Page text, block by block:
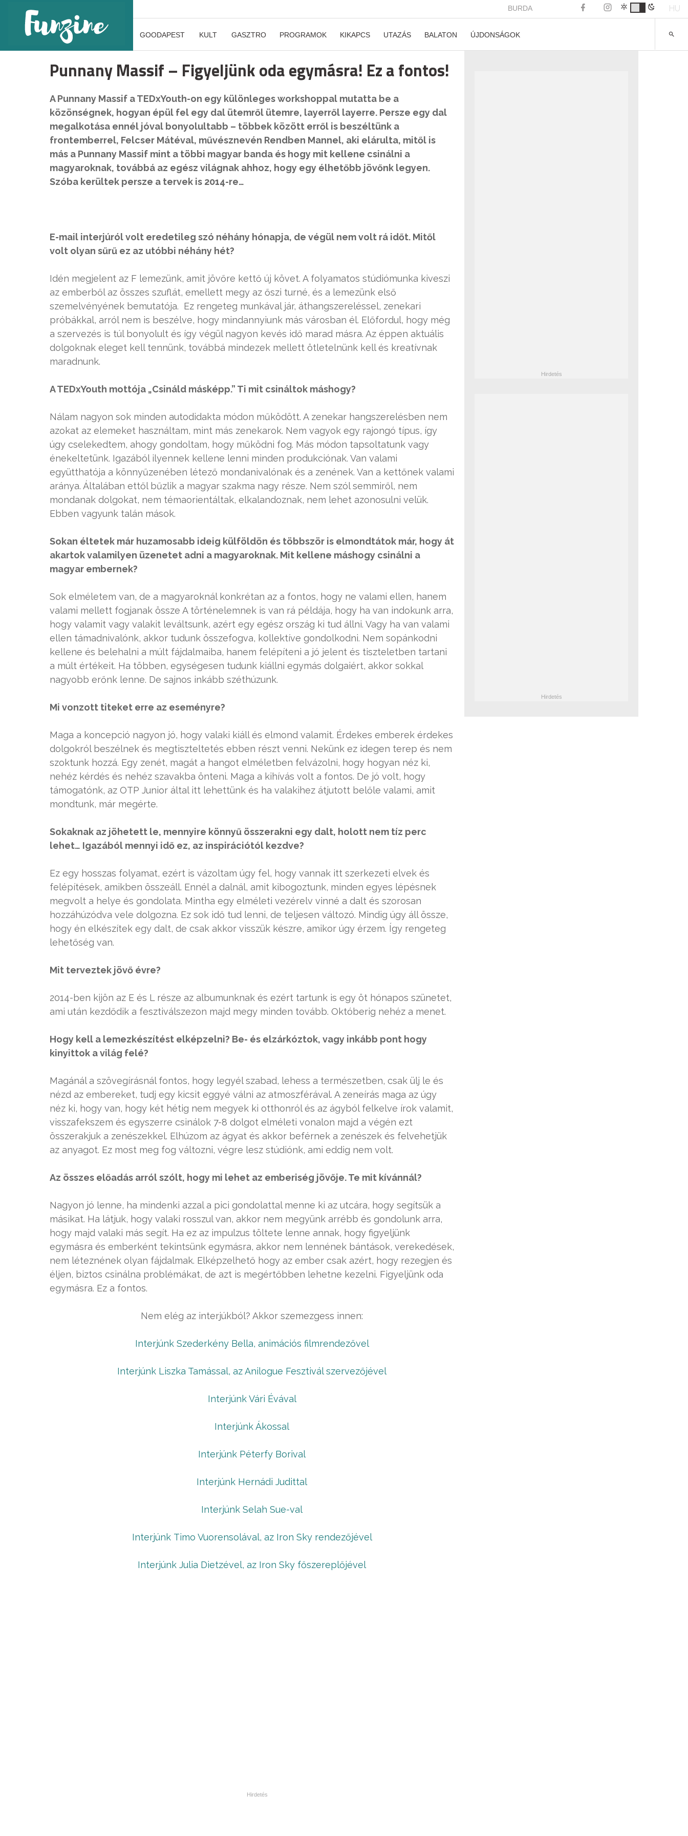
BURDA HU
GOODAPEST KULT GASZTRO PROGRAMOK KIKAPCS UTAZÁS BALATON ÚJDONSÁGOK
Punnany Massif – Figyeljünk oda egymásra! Ez a fontos!
A Punnany Massif a TEDxYouth-on egy különleges workshoppal mutatta be a
közönségnek, hogyan épül fel egy dal ütemről ütemre, layerről layerre. Persze egy dal
megalkotása ennél jóval bonyolultabb – többek között erről is beszéltünk a
frontemberrel, Felcser Mátéval, művésznevén Rendben Mannel, aki elárulta, mitől is
más a Punnany Massif mint a többi magyar banda és hogy mit kellene csinálni a
magyaroknak, továbbá az egész világnak ahhoz, hogy egy élhetőbb jövőnk legyen.
Szóba kerültek persze a tervek is 2014-re…
E-mail interjúról volt eredetileg szó néhány hónapja, de végül nem volt rá időt. Mitől
volt olyan sűrű ez az utóbbi néhány hét?
Idén megjelent az F lemezünk, amit jövőre kettő új követ. A folyamatos stúdiómunka kiveszi
az emberből az összes szuflát, emellett megy az őszi turné, és a lemezünk első
szemelvényének bemutatója. Ez rengeteg munkával jár, áthangszereléssel, zenekari
próbákkal, arról nem is beszélve, hogy mindannyiunk más városban él. Előfordul, hogy még
a szervezés is túl bonyolult és így végül nagyon kevés idő marad másra. Az éppen aktuális
dolgoknak eleget kell tennünk, továbbá mindezek mellett ötletelnünk kell és kreatívnak
maradnunk.
A TEDxYouth mottója „Csináld másképp.” Ti mit csináltok máshogy?
Nálam nagyon sok minden autodidakta módon működött. A zenekar hangszerelésben nem
azokat az elemeket használtam, mint más zenekarok. Nem vagyok egy rajongó típus, így
úgy cselekedtem, ahogy gondoltam, hogy működni fog. Más módon tapsoltatunk vagy
énekeltetünk. Igazából ilyennek kellene lenni minden produkciónak. Van valami
együtthatója a könnyűzenében létező mondanivalónak és a zenének. Van a kettőnek valami
aránya. Általában ettől bűzlik a magyar szakma nagy része. Nem szól semmiről, nem
mondanak dolgokat, nem témaorientáltak, elkalandoznak, nem lehet azonosulni velük.
Ebben vagyunk talán mások.
Sokan éltetek már huzamosabb ideig külföldön és többször is elmondtátok már, hogy át
akartok valamilyen üzenetet adni a magyaroknak. Mit kellene máshogy csinálni a
magyar embernek?
Sok elméletem van, de a magyaroknál konkrétan az a fontos, hogy ne valami ellen, hanem
valami mellett fogjanak össze A történelemnek is van rá példája, hogy ha van indokunk arra,
hogy valamit vagy valakit leváltsunk, azért egy egész ország ki tud állni. Vagy ha van valami
ellen támadnivalónk, akkor tudunk összefogva, kollektíve gondolkodni. Nem sopánkodni
kellene és belehalni a múlt fájdalmaiba, hanem felépíteni a jó jelent és tiszteletben tartani
a múlt értékeit. Ha többen, egységesen tudunk kiállni egymás dolgaiért, akkor sokkal
nagyobb erőnk lenne. De sajnos inkább széthúzunk.
Mi vonzott titeket erre az eseményre?
Maga a koncepció nagyon jó, hogy valaki kiáll és elmond valamit. Érdekes emberek érdekes
dolgokról beszélnek és megtiszteltetés ebben részt venni. Nekünk ez idegen terep és nem
szoktunk hozzá. Egy zenét, magát a hangot elméletben felvázolni, hogy hogyan néz ki,
nehéz kérdés és nehéz szavakba önteni. Maga a kihívás volt a fontos. De jó volt, hogy
támogatónk, az OTP Junior által itt lehettünk és ha valakihez átjutott belőle valami, amit
mondtunk, már megérte.
Sokaknak az jöhetett le, mennyire könnyű összerakni egy dalt, holott nem tíz perc
lehet… Igazából mennyi idő ez, az inspirációtól kezdve?
Ez egy hosszas folyamat, ezért is vázoltam úgy fel, hogy vannak itt szerkezeti elvek és
felépítések, amikben összeáll. Ennél a dalnál, amit kibogoztunk, minden egyes lépésnek
megvolt a helye és gondolata. Mintha egy elméleti vezérelv vinné a dalt és szorosan
hozzáhúzódva vele dolgozna. Ez sok idő tud lenni, de teljesen változó. Mindig úgy áll össze,
hogy én elkészítek egy dalt, de csak akkor visszük készre, amikor úgy érzem. Így rengeteg
lehetőség van.
Mit terveztek jövő évre?
2014-ben kijön az E és L része az albumunknak és ezért tartunk is egy öt hónapos szünetet,
ami után kezdődik a fesztiválszezon majd megy minden tovább. Októberig nehéz a menet.
Hogy kell a lemezkészítést elképzelni? Be- és elzárkóztok, vagy inkább pont hogy
kinyittok a világ felé?
Magánál a szövegírásnál fontos, hogy legyél szabad, lehess a természetben, csak ülj le és
nézd az embereket, tudj egy kicsit eggyé válni az atmoszférával. A zeneírás maga az úgy
néz ki, hogy van, hogy két hétig nem megyek ki otthonról és az ágyból felkelve írok valamit,
visszafekszem és egyszerre csinálok 7-8 dolgot elméleti vonalon majd a végén ezt
összerakjuk a zenészekkel. Elhúzom az ágyat és akkor beférnek a zenészek és felvehetjük
az anyagot. Ez most meg fog változni, végre lesz stúdiónk, ami eddig nem volt.
Az összes előadás arról szólt, hogy mi lehet az emberiség jövője. Te mit kívánnál?
Nagyon jó lenne, ha mindenki azzal a pici gondolattal menne ki az utcára, hogy segítsük a
másikat. Ha látjuk, hogy valaki rosszul van, akkor nem megyünk arrébb és gondolunk arra,
hogy majd valaki más segít. Ha ez az impulzus töltete lenne annak, hogy figyeljünk
egymásra és emberként tekintsünk egymásra, akkor nem lennének bántások, verekedések,
nem léteznének olyan fájdalmak. Elképzelhető hogy az ember csak azért, hogy rezegjen és
éljen, biztos csinálna problémákat, de azt is megértőbben lehetne kezelni. Figyeljünk oda
egymásra. Ez a fontos.
Nem elég az interjúkból? Akkor szemezgess innen:
Interjúnk Szederkény Bella, animációs filmrendezővel
Interjúnk Liszka Tamással, az Anilogue Fesztivál szervezőjével
Interjúnk Vári Évával
Interjúnk Ákossal
Interjúnk Péterfy Borival
Interjúnk Hernádi Judittal
Interjúnk Selah Sue-val
Interjúnk Timo Vuorensolával, az Iron Sky rendezőjével
Interjúnk Julia Dietzével, az Iron Sky főszereplőjével